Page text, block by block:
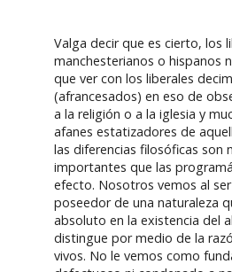
Valga decir que es cierto, los
manchesterianos o hispanos
que ver con los liberales
(afrancesados) en eso de
a la religión o a la iglesia y
afanes estatizadores de
las diferencias filosóficas son
importantes que las
efecto. Nosotros vemos al
poseedor de una naturaleza
absoluto en la existencia del
distingue por medio de la
vivos. No le vemos como